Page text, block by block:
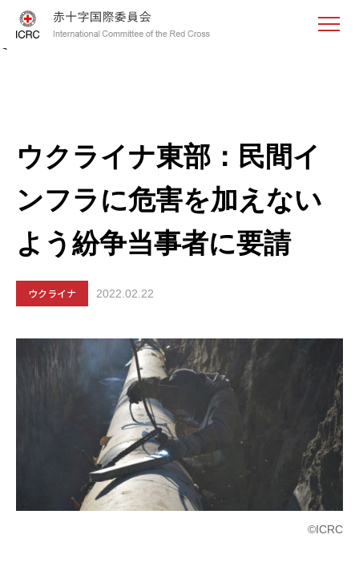
<
ウクライナ東部：民間イ
ンフラに危害を加えない
よう紛争当事者に要請
ウクライナ 2022.02.22
©ICRC